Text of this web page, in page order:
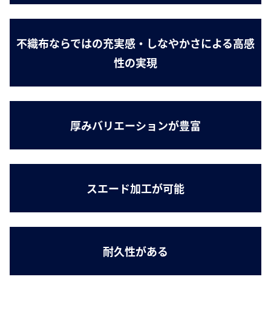
不織布ならではの充実感・しなやかさによる高感
性の実現
厚みバリエーションが豊富
スエード加工が可能
耐久性がある